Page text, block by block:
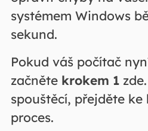
systémem Windows
sekund.
Pokud váš počítač
začněte krokem 1
spouštěcí, přejděte ke
proces.